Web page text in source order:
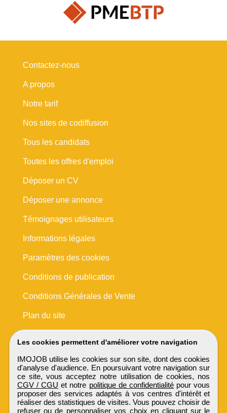
Les cookies permettent d'améliorer votre navigation
IMOJOB utilise les cookies sur son site, dont des cookies
d'analyse d'audience. En poursuivant votre navigation sur
ce site, vous acceptez notre utilisation de cookies, nos
CGV / CGU et notre politique de confidentialité pour vous
proposer des services adaptés à vos centres d'intérêt et
réaliser des statistiques de visites. Vous pouvez choisir de
refuser ou de personnaliser vos choix en cliquant sur le
Contactez-nous
A propos
Notre tarif
Nos sites de codiffusion
Tous les candidats
Toutes les offres d'emploi
Déposer un CV
Déposer une annonce
Témoignages utilisateurs
Informations légales
Paramètres des cookies
Conditions de publication
Conditions Générales de Vente
Plan du site